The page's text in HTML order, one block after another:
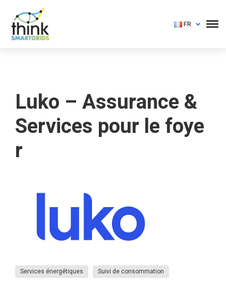
FR
Luko – Assurance &
Services pour le foye
r
Services énergétiques Suivi de consommation